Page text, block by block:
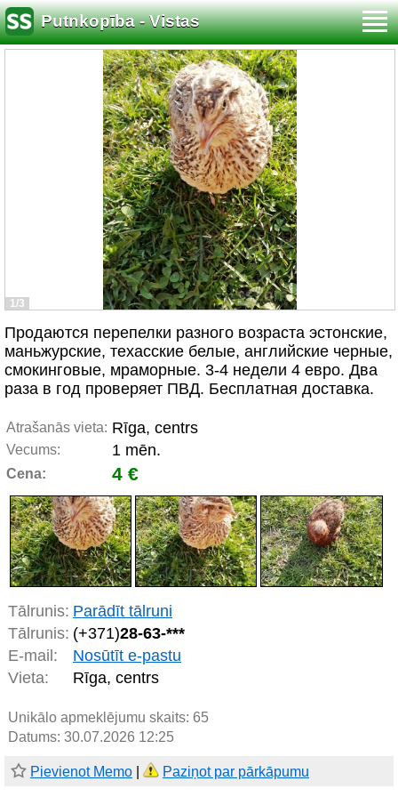
Putnkopība - Vistas
1/3
Продаются перепелки разного возраста эстонские,
маньжурские, техасские белые, английские черные,
смокинговые, мраморные. 3-4 недели 4 евро. Два
раза в год проверяет ПВД. Бесплатная доставка.
Atrašanās vieta: Rīga, centrs
Vecums: 1 mēn.
Cena: 4 €
Tālrunis: Parādīt tālruni
Tālrunis: (+371)28-63-***
E-mail:
Nosūtīt e-pastu
Vieta:
Rīga, centrs
Unikālo apmeklējumu skaits: 65
Datums: 30.07.2026 12:25
Pievienot Memo Paziņot par pārkāpumu